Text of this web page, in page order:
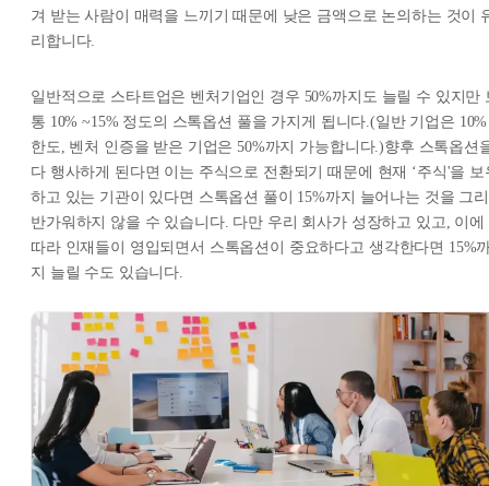
겨 받는 사람이 매력을 느끼기 때문에 낮은 금액으로 논의하는 것이
리합니다.
일반적으로 스타트업은 벤처기업인 경우 50%까지도 늘릴 수 있지만
통 10% ~15% 정도의 스톡옵션 풀을 가지게 됩니다.(일반 기업은 10%
한도, 벤처 인증을 받은 기업은 50%까지 가능합니다.)향후 스톡옵션
다 행사하게 된다면 이는 주식으로 전환되기 때문에 현재 ‘주식'을 보
하고 있는 기관이 있다면 스톡옵션 풀이 15%까지 늘어나는 것을 그리
반가워하지 않을 수 있습니다. 다만 우리 회사가 성장하고 있고, 이에
따라 인재들이 영입되면서 스톡옵션이 중요하다고 생각한다면 15%
지 늘릴 수도 있습니다.